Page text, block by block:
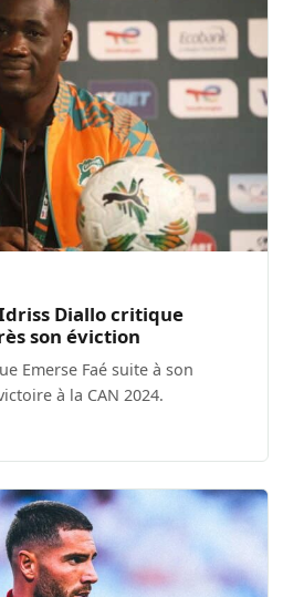
Diallo critique
son éviction
Emerse Faé suite à son
à la CAN 2024.